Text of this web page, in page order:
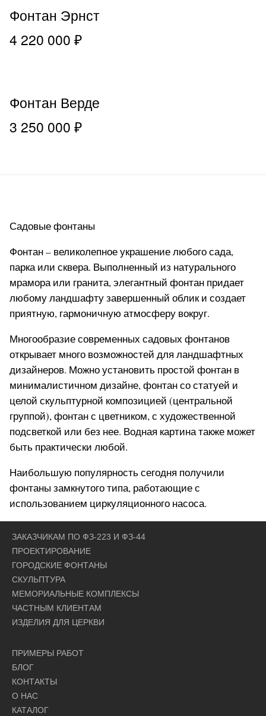
Фонтан Эрнст
4 220 000 ₽
Фонтан Верде
3 250 000 ₽
Садовые фонтаны
Фонтан – великолепное украшение любого сада,
парка или сквера. Выполненный из натурального
мрамора или гранита, элегантный фонтан придает
любому ландшафту завершенный облик и создает
приятную, гармоничную атмосферу вокруг.
Многообразие современных садовых фонтанов
открывает много возможностей для ландшафтных
дизайнеров. Можно установить простой фонтан в
минималистичном дизайне, фонтан со статуей и
целой скульптурной композицией (центральной
группой), фонтан с цветником, с художественной
подсветкой или без нее. Водная картина также может
быть практически любой.
Наибольшую популярность сегодня получили
фонтаны замкнутого типа, работающие с
использованием циркуляционного насоса.
ЗАКАЗЧИКАМ ПО ФЗ-223 И ФЗ-44
ПРОЕКТИРОВАНИЕ
ГОРОДСКИЕ ФОНТАНЫ
СКУЛЬПТУРА
МЕМОРИАЛЬНЫЕ КОМПЛЕКСЫ
ЧАСТНЫМ КЛИЕНТАМ
ИЗДЕЛИЯ ДЛЯ ЦЕРКВИ
ПРИМЕРЫ РАБОТ
БЛОГ
КОНТАКТЫ
О НАС
КАТАЛОГ